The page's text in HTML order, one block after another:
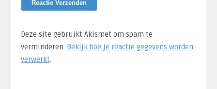
Deze site gebruikt Akismet om spam te
verminderen. Bekijk hoe je reactie gegevens worden
verwerkt.